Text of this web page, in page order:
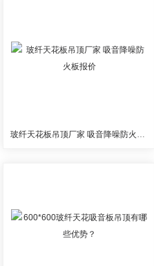
玻纤天花板吊顶厂家 吸音降噪防火板报价